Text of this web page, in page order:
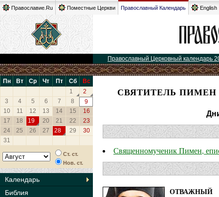
Православие.Ru Поместные Церкви Православный Календарь English
Православный Церковный календарь
Пн Вт Ср Чт Пт Сб
Вс
1
2
3
4 5 6 7 8
9
10
11 12 13 14 15
16
17
18 19 20 21 22
23
24
25 26 27 28 29
30
31
Ст. ст.
Нов. ст.
Календарь
Библия
СВЯТИТЕЛЬ
Священномученик Пимен,
ОТВАЖНЫЙ